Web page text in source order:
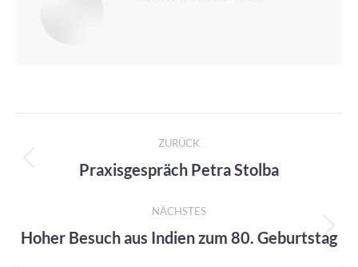
Kommentarnavigation
ZURÜCK
Vorheriger
Praxisgespräch Petra Stolba
NÄCHSTES
Nächster
Hoher Besuch aus Indien zum 80. Geburtstag